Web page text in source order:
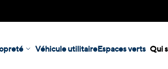
Véhicule utilitaireEspaces verts Qui